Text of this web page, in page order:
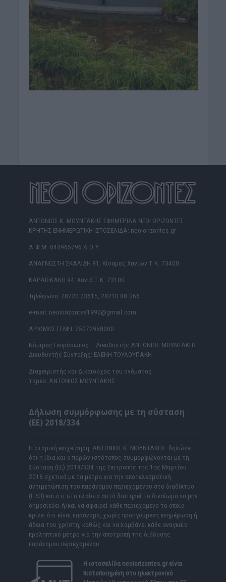
ΑΝΤΩΝΙΟΣ Κ. ΜΟΥΝΤΑΚΗΣ ΕΦΗΜΕΡΙΔΑ ΝΕΟΙ ΟΡΙΖΟΝΤΕΣ
ΚΡΗΤΗΣ ΕΝΗΜΕΡΩΤΙΚΗ ΙΣΤΟΣΕΛΙΔΑ: neoiorizontes.gr
Α.Φ.Μ. 044965796 Δ.Ο.Υ.
ΑΝΑΓΝΩΣΤΗ ΣΚΑΛΙΔΗ 91, Κίσαμος Χανίων Τ.Κ. 73400
ΚΑΡΑΪΣΚΑΚΗ 94, Χανιά Τ.Κ. 73100
Τηλέφωνα: 28220 23615, 28210 88.066
e-mail: neoiorizontes1992@gmail.com
ΑΡΙΘΜΟΣ ΓΕΜΗ: 75072958000
Νόμιμος Εκπρόσωπος – Διευθυντής ΑΝΤΩΝΙΟΣ ΜΟΥΝΤΑΚΗΣ
Διευθυντής Σύνταξης: ΕΛΕΝΗ ΤΟΥΛΟΥΠΑΚΗ
Διαχειριστής και Δικαιούχος του ονόματος
τομέα: ΑΝΤΩΝΙΟΣ ΜΟΥΝΤΑΚΗΣ
Δήλωση συμμόρφωσης με τη σύσταση
(ΕΕ) 2018/334
Η ατομική επιχείρηση ΑΝΤΩΝΙΟΣ Κ. ΜΟΥΝΤΑΚΗΣ δηλώνει
ότι η ίδια και ο παρών ιστότοπος συμμορφώνονται με τη
Σύσταση (ΕΕ) 2018/334 της Επιτροπής της 1ης Μαρτίου
2018 σχετικά με τα μέτρα για την αποτελεσματική
αντιμετώπιση του παράνομου περιεχομένου στο διαδίκτυο
(L 63) και ότι στο πλαίσιο αυτό διατηρεί το δικαίωμα να μην
δημοσιεύει ή/και να αφαιρεί κάθε περιεχόμενο το οποίο
κρίνει ότι είναι παράνομο, χωρίς προηγούμενη ενημέρωση ή
άδεια του χρήστη, καθώς και να λαμβάνει κάθε αναγκαίο
προληπτικό μέτρο για την αποτροπή της διάδοσης
παράνομου περιεχομένου.
Η ιστοσελίδα neoiorizontes.grείναι
πιστοποιημένη στο ηλεκτρονικό